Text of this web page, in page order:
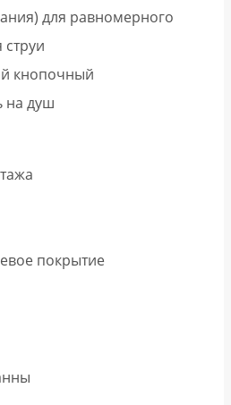
для равномерного
кнопочный
на душ
покрытие